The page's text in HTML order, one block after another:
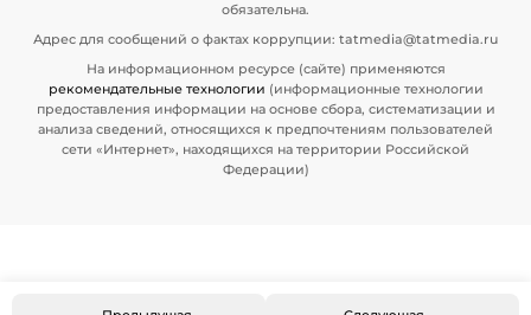
обязательна.
Адрес для сообщений о фактах коррупции: tatmedia@tatmedia.ru
На информационном ресурсе (сайте) применяются
рекомендательные технологии (информационные технологии
предоставления информации на основе сбора, систематизации и
анализа сведений, относящихся к предпочтениям пользователей
сети «Интернет», находящихся на территории Российской
Федерации)